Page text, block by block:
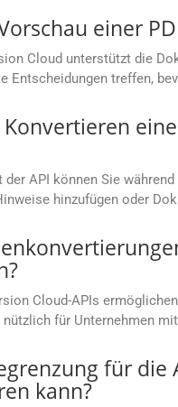
einer
Cloud unterstützt die
Entscheidungen treffen,
API können Sie
hinzufügen oder
Cloud-APIs
für Unternehmen
für
kann?